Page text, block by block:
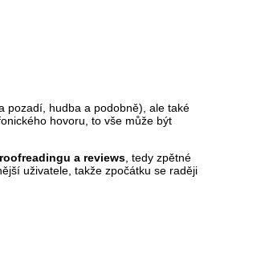
pozadí, hudba a podobně), ale také
hovoru, to vše může být
a reviews , tedy zpětné
uživatele, takže zpočátku se raději